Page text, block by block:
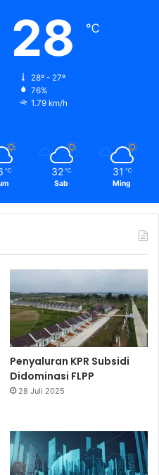
28 ℃
28º - 27º
76%
1.79 km/h
℃ 32 ℃
Sab
31 ℃
Ming
Penyaluran KPR Subsidi
Didominasi FLPP
28 Juli 2025